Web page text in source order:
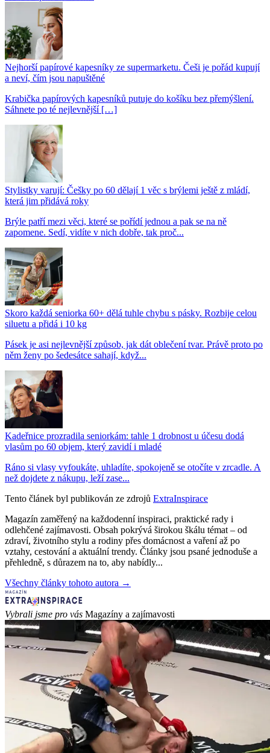
Nejhorší papírové kapesníky ze supermarketu. Češi je pořád kupují
a neví, čím jsou napuštěné
Krabička papírových kapesníků putuje do košíku bez přemýšlení.
Sáhnete po té nejlevnější […]
Stylistky varují: Češky po 60 dělají 1 věc s brýlemi ještě z mládí,
která jim přidává roky
Brýle patří mezi věci, které se pořídí jednou a pak se na ně
zapomene. Sedí, vidíte v nich dobře, tak proč...
Skoro každá seniorka 60+ dělá tuhle chybu s pásky. Rozbije celou
siluetu a přidá i 10 kg
Pásek je asi nejlevnější způsob, jak dát oblečení tvar. Právě proto po
něm ženy po šedesátce sahají, když...
Kadeřnice prozradila seniorkám: tahle 1 drobnost u účesu dodá
vlasům po 60 objem, který zavidí i mladé
Ráno si vlasy vyfoukáte, uhladíte, spokojeně se otočíte v zrcadle. A
než dojdete z nákupu, leží zase...
Tento článek byl publikován ze zdrojů ExtraInspirace
Magazín zaměřený na každodenní inspiraci, praktické rady i
odlehčené zajímavosti. Obsah pokrývá širokou škálu témat – od
zdraví, životního stylu a rodiny přes domácnost a vaření až po
vztahy, cestování a aktuální trendy. Články jsou psané jednoduše a
přehledně, s důrazem na to, aby nabídly...
Všechny články tohoto autora →
Vybrali jsme pro vás Magazíny a zajímavosti